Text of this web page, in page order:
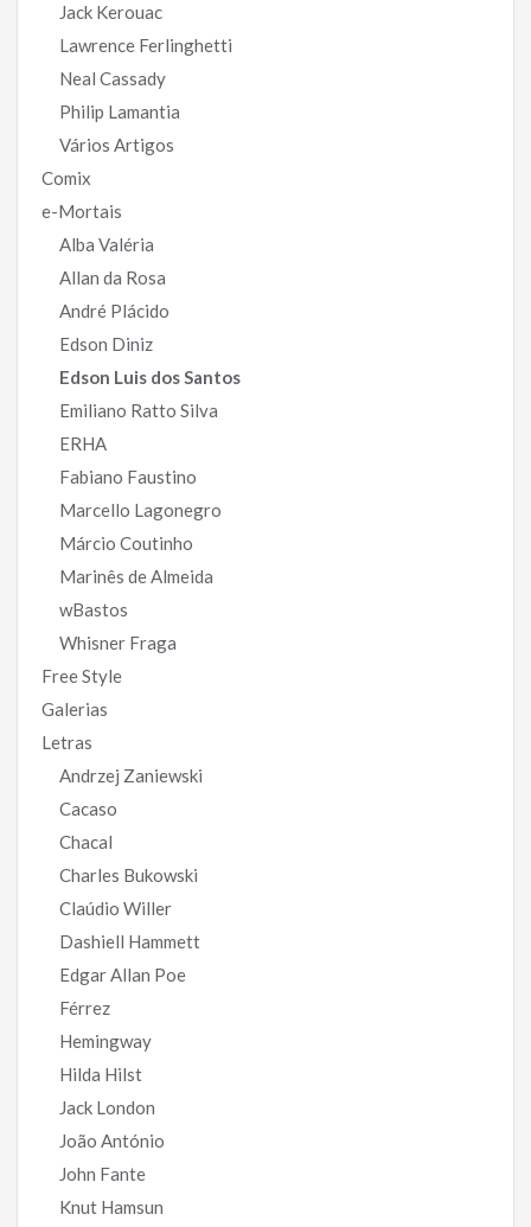
Jack Kerouac
Lawrence Ferlinghetti
Neal Cassady
Philip Lamantia
Vários Artigos
Comix
e-Mortais
Alba Valéria
Allan da Rosa
André Plácido
Edson Diniz
Edson Luis dos Santos
Emiliano Ratto Silva
ERHA
Fabiano Faustino
Marcello Lagonegro
Márcio Coutinho
Marinês de Almeida
wBastos
Whisner Fraga
Free Style
Galerias
Letras
Andrzej Zaniewski
Cacaso
Chacal
Charles Bukowski
Claúdio Willer
Dashiell Hammett
Edgar Allan Poe
Férrez
Hemingway
Hilda Hilst
Jack London
João António
John Fante
Knut Hamsun